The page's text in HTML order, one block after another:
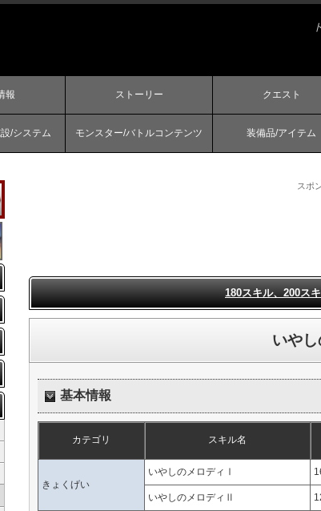
報 ストーリー クエスト
/システム モンスター/バトルコンテンツ 装備品/アイテム
スポ
180スキル、200ス
いや
基本情報
カテゴリ スキル名
きょくげい
いやしのメロディⅠ
いやしのメロディⅡ